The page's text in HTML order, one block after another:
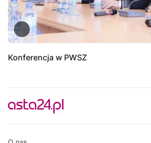
Konferencja w PWSZ